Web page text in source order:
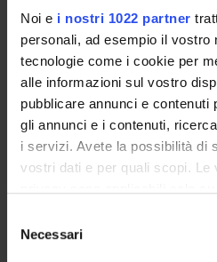
Noi e i nostri 1022 partner
personali, ad esempio il vostro
tecnologie come i cookie per
alle informazioni sul vostro
pubblicare annunci e contenuti
gli annunci e i contenuti,
i servizi. Avete la possibilità di
vostri dati e per quali scopi. Le
modificare o revocare il proprio
momento dalla Dichiarazione
delNecessari
Degree Programme
Courses
Notices
Governing bodies
Rete formativa
STUDYING
COURSES
PHD PROGRAMMES AND